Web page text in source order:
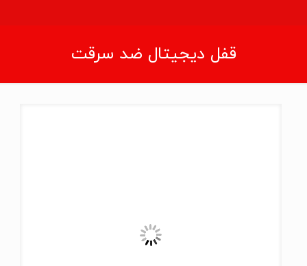
قفل دیجیتال ضد سرقت